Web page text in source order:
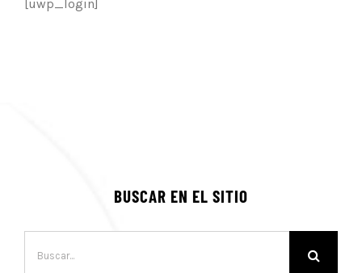
[uwp_login]
BUSCAR EN EL SITIO